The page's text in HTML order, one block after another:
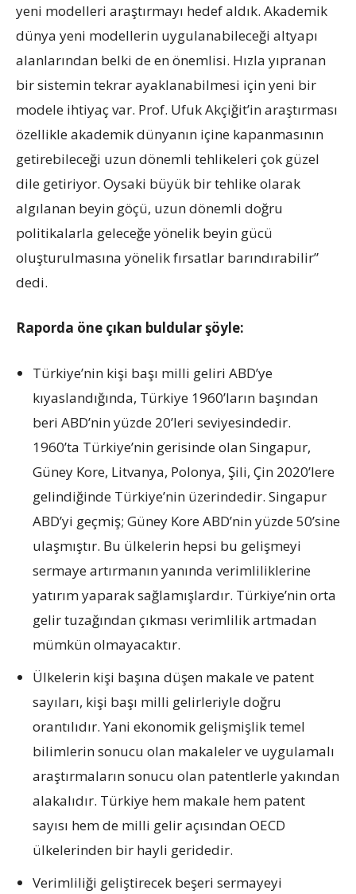
yeni modelleri araştırmayı hedef aldık. Akademik
dünya yeni modellerin uygulanabileceği altyapı
alanlarından belki de en önemlisi. Hızla yıpranan
bir sistemin tekrar ayaklanabilmesi için yeni bir
modele ihtiyaç var. Prof. Ufuk Akçiğit’in araştırması
özellikle akademik dünyanın içine kapanmasının
getirebileceği uzun dönemli tehlikeleri çok güzel
dile getiriyor. Oysaki büyük bir tehlike olarak
algılanan beyin göçü, uzun dönemli doğru
politikalarla geleceğe yönelik beyin gücü
oluşturulmasına yönelik fırsatlar barındırabilir”
dedi.
Raporda öne çıkan buldular şöyle:
Türkiye’nin kişi başı milli geliri ABD’ye
kıyaslandığında, Türkiye 1960’ların başından
beri ABD’nin yüzde 20’leri seviyesindedir.
1960’ta Türkiye’nin gerisinde olan Singapur,
Güney Kore, Litvanya, Polonya, Şili, Çin 2020’lere
gelindiğinde Türkiye’nin üzerindedir. Singapur
ABD’yi geçmiş; Güney Kore ABD’nin yüzde 50’sine
ulaşmıştır. Bu ülkelerin hepsi bu gelişmeyi
sermaye artırmanın yanında verimliliklerine
yatırım yaparak sağlamışlardır. Türkiye’nin orta
gelir tuzağından çıkması verimlilik artmadan
mümkün olmayacaktır.
Ülkelerin kişi başına düşen makale ve patent
sayıları, kişi başı milli gelirleriyle doğru
orantılıdır. Yani ekonomik gelişmişlik temel
bilimlerin sonucu olan makaleler ve uygulamalı
araştırmaların sonucu olan patentlerle yakından
alakalıdır. Türkiye hem makale hem patent
sayısı hem de milli gelir açısından OECD
ülkelerinden bir hayli geridedir.
Verimliliği geliştirecek beşeri sermayeyi